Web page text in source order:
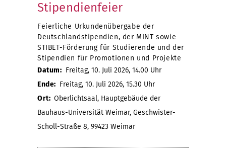
Stipendienfeier
Feierliche Urkundenübergabe der
Deutschlandstipendien, der MINT sowie
STIBET-Förderung für Studierende und der
Stipendien für Promotionen und Projekte
Datum: Freitag, 10. Juli 2026, 14.00 Uhr
Ende: Freitag, 10. Juli 2026, 15.30 Uhr
Ort: Oberlichtsaal, Hauptgebäude der
Bauhaus-Universität Weimar, Geschwister-
Scholl-Straße 8, 99423 Weimar